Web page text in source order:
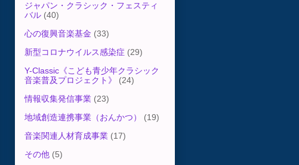
ジャパン・クラシック・フェスティ
バル (40)
心の復興音楽基金 (33)
新型コロナウイルス感染症 (29)
Y-Classic《こども青少年クラシック
音楽普及プロジェクト》
(24)
情報収集発信事業 (23)
地域創造連携事業（おんかつ）
(19)
音楽関連人材育成事業 (17)
その他 (5)